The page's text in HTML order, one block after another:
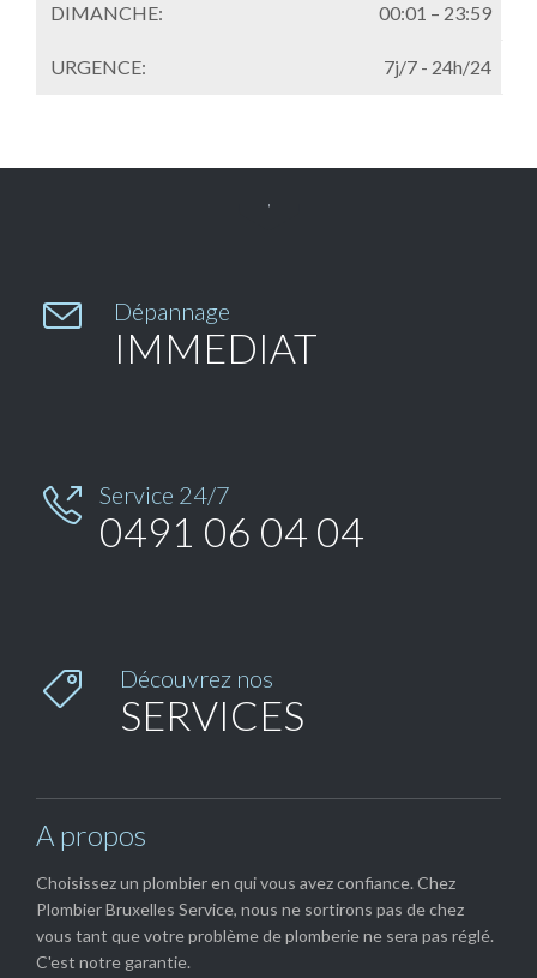
DIMANCHE: 00:01 – 23:59
URGENCE: 7j/7 - 24h/24
 Dépannage
IMMEDIAT
 Service 24/7
0491 06 04 04
 Découvrez nos
SERVICES
A propos
Choisissez un plombier en qui vous avez confiance. Chez
Plombier Bruxelles Service, nous ne sortirons pas de chez
vous tant que votre problème de plomberie ne sera pas réglé.
C'est notre garantie.